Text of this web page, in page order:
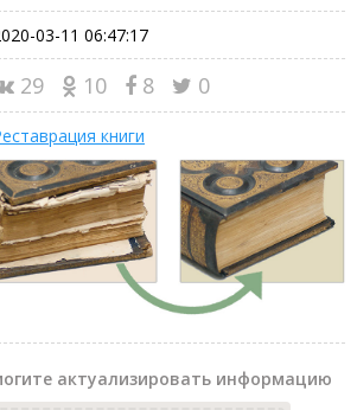
03-11 06:47:17
29 10 8 0
книги
актуализировать информацию